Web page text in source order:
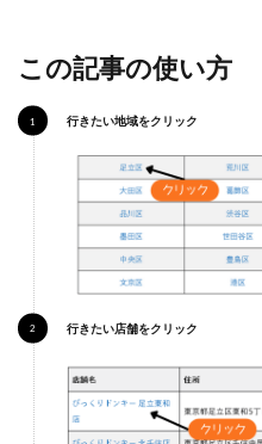
霧島
4.1
ココ
ス 霧
島隼
沖縄
エリ
この記事の使い方
行きたい地域をクリック
行きたい店舗をクリック